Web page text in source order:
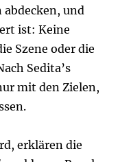
abdecken, und
ist: Keine
Szene oder die
Sedita’s
mit den Zielen,
erklären die